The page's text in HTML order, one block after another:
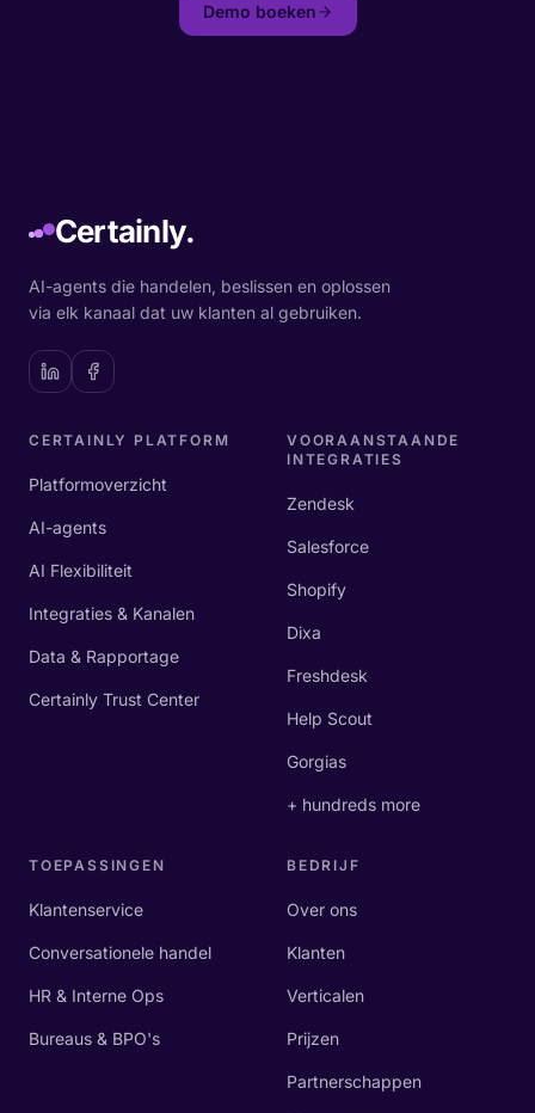
Demo boeken
Certainly.
AI-agents die handelen, beslissen en oplossen
via elk kanaal dat uw klanten al gebruiken.
CERTAINLY PLATFORM
Platformoverzicht
AI-agents
AI Flexibiliteit
Integraties & Kanalen
Data & Rapportage
Certainly Trust Center
VOORAANSTAANDE
INTEGRATIES
Zendesk
Salesforce
Shopify
Dixa
Freshdesk
Help Scout
Gorgias
+ hundreds more
TOEPASSINGEN
Klantenservice
Conversationele handel
HR & Interne Ops
Bureaus & BPO's
BEDRIJF
Over ons
Klanten
Verticalen
Prijzen
Partnerschappen